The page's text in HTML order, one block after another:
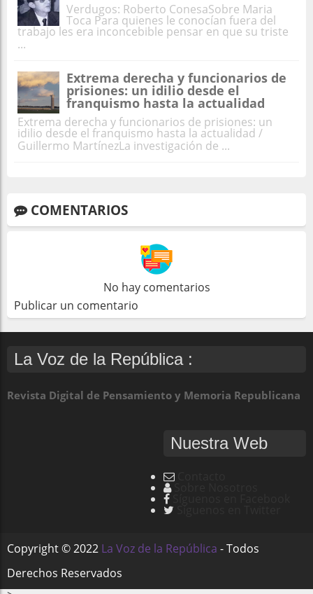
Verdugos: Roberto ConesaSobre Maria
Toca Para quienes le conocían fuera del
trabajo les era inconcebible pensar en que su triste
...
Extrema derecha y funcionarios de
prisiones: un idilio desde el
franquismo hasta la actualidad
Extrema derecha y funcionarios de prisiones: un
idilio desde el franquismo hasta la actualidad /
Guillermo MartínezLa investigación de ...
COMENTARIOS
No hay comentarios
Publicar un comentario
La Voz de la República :
Revista Digital de Pensamiento y Memoria Republicana
Nuestra Web
Copyright ©2022 La Voz de la República - Todos
Derechos Reservados